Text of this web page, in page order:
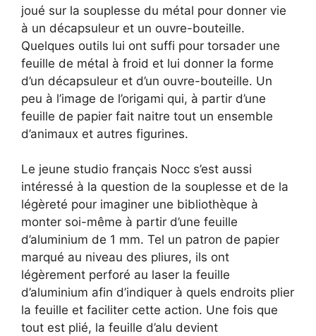
joué sur la souplesse du métal pour donner vie
à un décapsuleur et un ouvre-bouteille.
Quelques outils lui ont suffi pour torsader une
feuille de métal à froid et lui donner la forme
d’un décapsuleur et d’un ouvre-bouteille. Un
peu à l’image de l’origami qui, à partir d’une
feuille de papier fait naitre tout un ensemble
d’animaux et autres figurines.
Le jeune studio français Nocc s’est aussi
intéressé à la question de la souplesse et de la
légèreté pour imaginer une bibliothèque à
monter soi-même à partir d’une feuille
d’aluminium de 1 mm. Tel un patron de papier
marqué au niveau des pliures, ils ont
légèrement perforé au laser la feuille
d’aluminium afin d’indiquer à quels endroits plier
la feuille et faciliter cette action. Une fois que
tout est plié, la feuille d’alu devient